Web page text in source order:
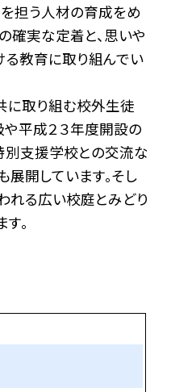
担う人材の育成をめ
確実な定着と、思いや
る教育に取り組んでい
に取り組む校外生徒
平成２３年度開設の
別支援学校との交流な
開しています。そし
れる広い校庭とみどり
。